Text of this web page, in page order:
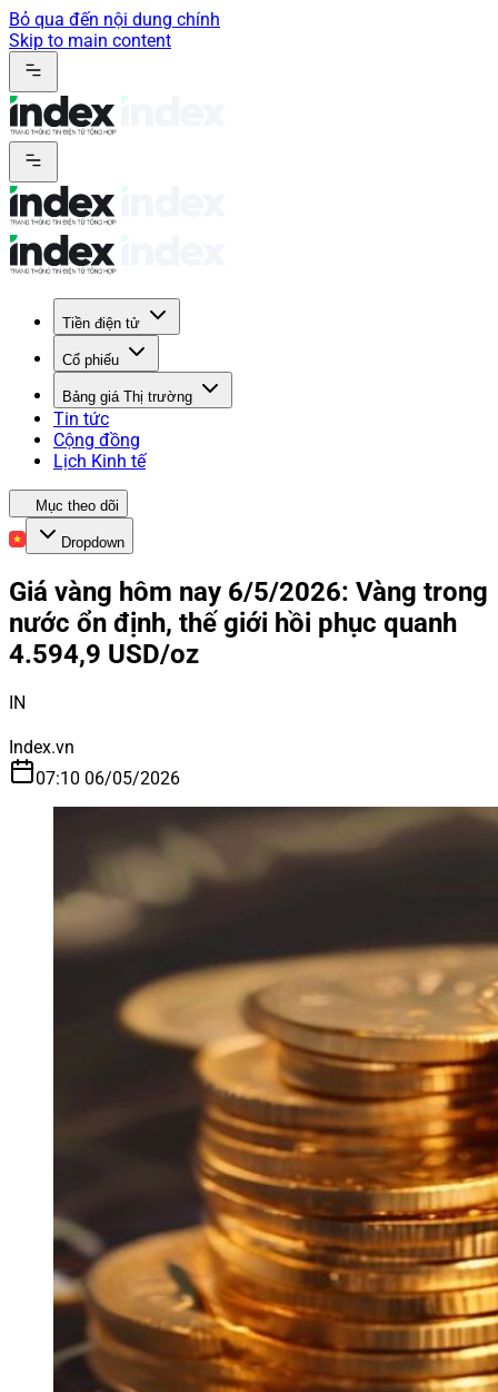
Bỏ qua đến nội dung chính
Skip to main content
Tiền điện tử
Cổ phiếu
Bảng giá Thị trường
Tin tức
Cộng đồng
Lịch Kinh tế
Mục theo dõi
Dropdown
Giá vàng hôm nay 6/5/2026: Vàng trong
nước ổn định, thế giới hồi phục quanh
4.594,9 USD/oz
IN
Index.vn
07:10 06/05/2026